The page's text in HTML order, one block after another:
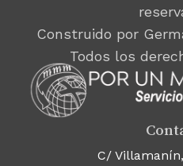
Construido por
Todos los
C/